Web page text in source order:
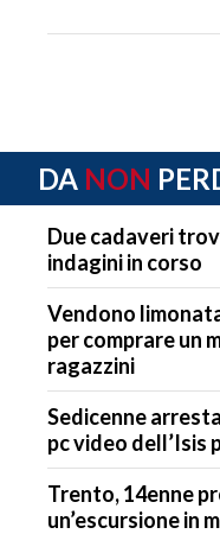
DA NON
Due cadaveri
indagini in corso
Vendono
per comprare un
ragazzini
Sedicenne
pc video dell’Isis
Trento, 14enne
un’escursione in